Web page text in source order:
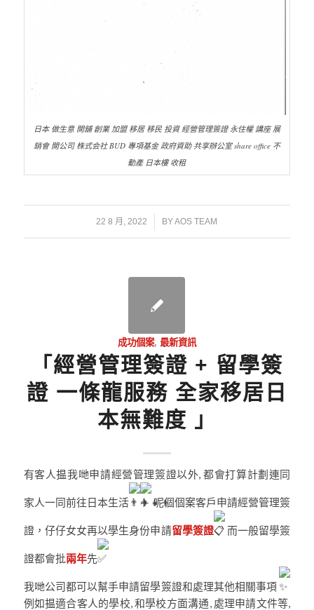
日本 做生意 開舖 創業 加盟 移居 移民 投資 經營管理簽證 永住權 講座 展
銷會 開公司 株式会社 BUD 專項基金 政府資助 共享辦公室 share office 不
動產 日本樓 收租
22 8 月, 2022
/ BYAOS TEAM
成功個案, 最新資訊
「經營管理簽證 + 留學簽
證 一條龍服務 全家移居日
本無難度 」
有客人揾我哋申請經營管理簽證以外, 都會打算計劃連同
家人一同前往日本生活 呢個個案客戶申請經營管理簽
證，仔仔女女再以學生身份申請留學簽證 而一般留學簽
證都會批兩年先
我哋公司都可以幫手申請留學簽證和處理其他相關事項
例如揾適合客人的學校, 和學校方面溝通, 處理申請文件等,